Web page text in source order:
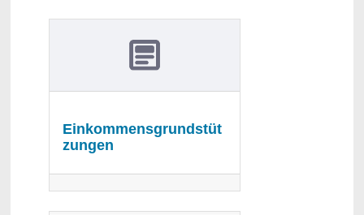
Einkommensgrundstüt
zungen